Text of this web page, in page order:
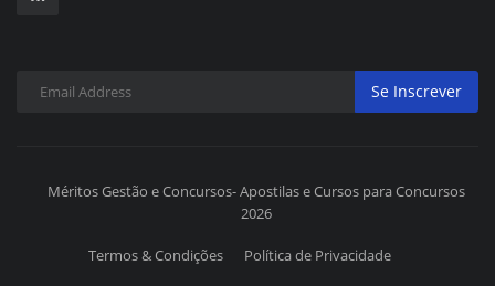
Se Inscrever
Méritos Gestão e Concursos- Apostilas e Cursos para Concursos
2026
Termos & Condições Política de Privacidade